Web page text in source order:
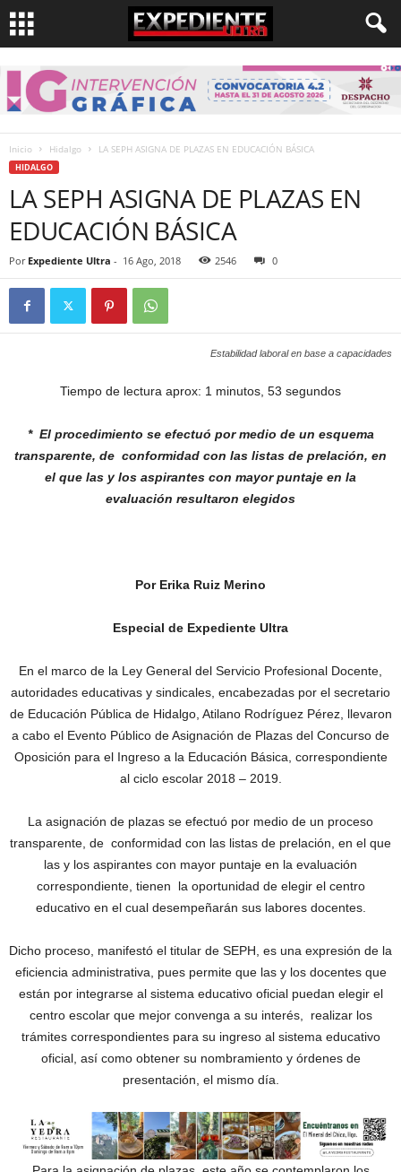
Inicio Hidalgo LA SEPH ASIGNA DE PLAZAS EN EDUCACIÓN BÁSICA
HIDALGO
LA SEPH ASIGNA DE PLAZAS EN
EDUCACIÓN BÁSICA
Por Expediente Ultra - 16 Ago, 2018 2546 0
Estabilidad laboral en base a capacidades
Tiempo de lectura aprox: 1 minutos, 53 segundos
* El procedimiento se efectuó por medio de un esquema
transparente, de conformidad con las listas de prelación, en
el que las y los aspirantes con mayor puntaje en la
evaluación resultaron elegidos
Por Erika Ruiz Merino
Especial de Expediente Ultra
En el marco de la Ley General del Servicio Profesional Docente,
autoridades educativas y sindicales, encabezadas por el secretario
de Educación Pública de Hidalgo, Atilano Rodríguez Pérez, llevaron
a cabo el Evento Público de Asignación de Plazas del Concurso de
Oposición para el Ingreso a la Educación Básica, correspondiente
al ciclo escolar 2018 – 2019.
La asignación de plazas se efectuó por medio de un proceso
transparente, de conformidad con las listas de prelación, en el que
las y los aspirantes con mayor puntaje en la evaluación
correspondiente, tienen la oportunidad de elegir el centro
educativo en el cual desempeñarán sus labores docentes.
Dicho proceso, manifestó el titular de SEPH, es una expresión de la
eficiencia administrativa, pues permite que las y los docentes que
están por integrarse al sistema educativo oficial puedan elegir el
centro escolar que mejor convenga a su interés, realizar los
trámites correspondientes para su ingreso al sistema educativo
oficial, así como obtener su nombramiento y órdenes de
presentación, el mismo día.